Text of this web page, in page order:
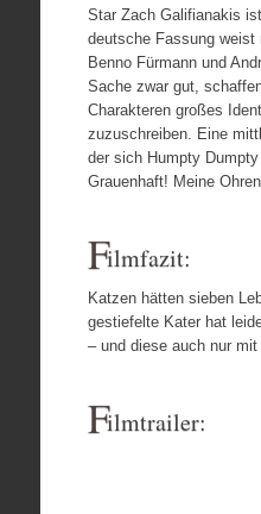
Star Zach Galifianakis
deutsche Fassung weist
Benno Fürmann und
Sache zwar gut,
Charakteren großes
zuzuschreiben. Eine
der sich Humpty
Grauenhaft! Meine
Filmfazit:
Katzen hätten sieben
gestiefelte Kater hat
– und diese auch nur mit
Filmtrailer: